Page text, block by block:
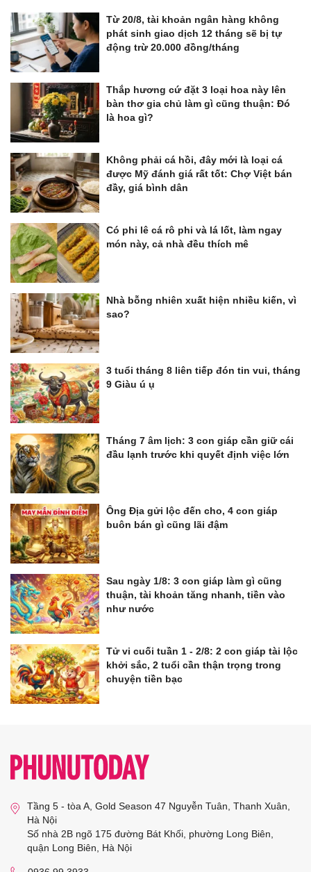
Từ 20/8, tài khoản ngân hàng không
phát sinh giao dịch 12 tháng sẽ bị tự
động trừ 20.000 đồng/tháng
Thắp hương cứ đặt 3 loại hoa này lên
bàn thơ gia chủ làm gì cũng thuận: Đó
là hoa gì?
Không phải cá hồi, đây mới là loại cá
được Mỹ đánh giá rất tốt: Chợ Việt bán
đầy, giá bình dân
Có phi lê cá rô phi và lá lốt, làm ngay
món này, cả nhà đều thích mê
Nhà bỗng nhiên xuất hiện nhiều kiến, vì
sao?
3 tuổi tháng 8 liên tiếp đón tin vui, tháng
9 Giàu ú ụ
Tháng 7 âm lịch: 3 con giáp cần giữ cái
đầu lạnh trước khi quyết định việc lớn
Ông Địa gửi lộc đến cho, 4 con giáp
buôn bán gì cũng lãi đậm
Sau ngày 1/8: 3 con giáp làm gì cũng
thuận, tài khoản tăng nhanh, tiền vào
như nước
Tử vi cuối tuần 1 - 2/8: 2 con giáp tài lộc
khởi sắc, 2 tuổi cần thận trọng trong
chuyện tiền bạc
Tầng 5 - tòa A, Gold Season 47 Nguyễn Tuân, Thanh Xuân,
Hà Nội
Số nhà 2B ngõ 175 đường Bát Khối, phường Long Biên,
quận Long Biên, Hà Nội